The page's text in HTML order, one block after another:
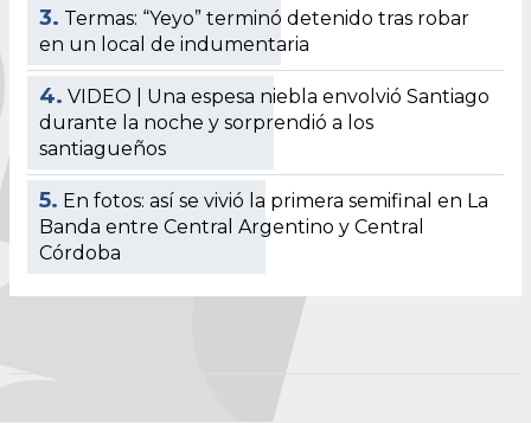
3. Termas: “Yeyo” terminó detenido tras robar
en un local de indumentaria
4. VIDEO | Una espesa niebla envolvió Santiago
durante la noche y sorprendió a los
santiagueños
5. En fotos: así se vivió la primera semifinal en La
Banda entre Central Argentino y Central
Córdoba